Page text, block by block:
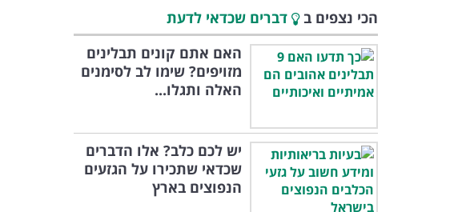
הכי נצפים ב
דברים שכדאי לדעת
האם אתם קונים תבלינים
מזויפים? שימו לב לסימנים
האלה ותגלו...
יש לכם כלב? אלו הדברים
שכדאי שתכירו על הגזעים
הנפוצים בארץ